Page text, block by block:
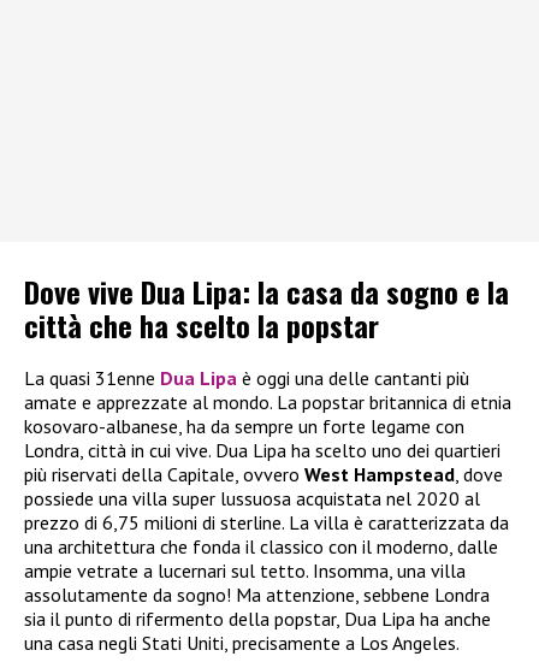
Dove vive Dua Lipa: la casa da sogno e la
città che ha scelto la popstar
La quasi 31enne Dua Lipa è oggi una delle cantanti più
amate e apprezzate al mondo. La popstar britannica di etnia
kosovaro-albanese, ha da sempre un forte legame con
Londra, città in cui vive. Dua Lipa ha scelto uno dei quartieri
più riservati della Capitale, ovvero West Hampstead , dove
possiede una villa super lussuosa acquistata nel 2020 al
prezzo di 6,75 milioni di sterline. La villa è caratterizzata da
una architettura che fonda il classico con il moderno, dalle
ampie vetrate a lucernari sul tetto. Insomma, una villa
assolutamente da sogno! Ma attenzione, sebbene Londra
sia il punto di rifermento della popstar, Dua Lipa ha anche
una casa negli Stati Uniti, precisamente a Los Angeles.